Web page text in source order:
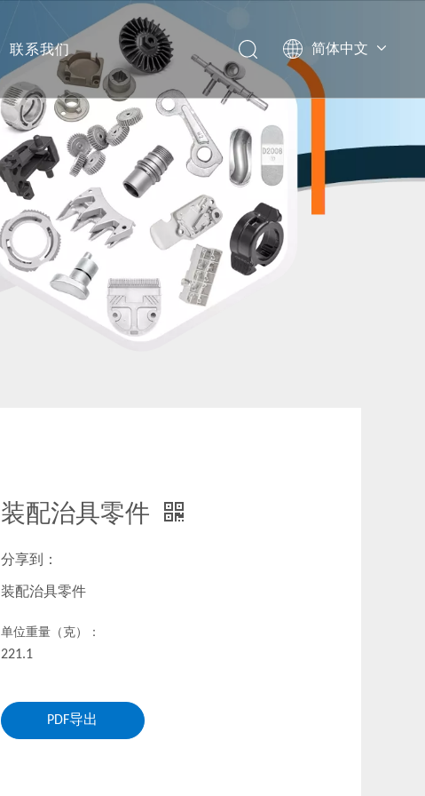
联系我们 简体中文
English
装配治具零件
分享到：
装配治具零件
单位重量（克）：
221.1
PDF导出